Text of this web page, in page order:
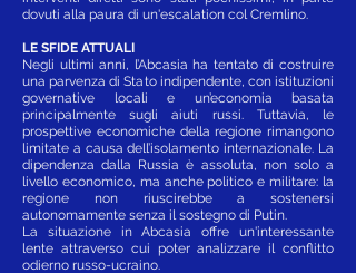
dovuti alla paura di un'escalation col Cremlino.
LE SFIDE ATTUALI
Negli ultimi anni, l’Abcasia ha tentato di costruire
una parvenza di Stato indipendente, con istituzioni
governative locali e un’economia basata
principalmente sugli aiuti russi. Tuttavia, le
prospettive economiche della regione rimangono
limitate a causa dell’isolamento internazionale. La
dipendenza dalla Russia è assoluta, non solo a
livello economico, ma anche politico e militare: la
regione non riuscirebbe a sostenersi
autonomamente senza il sostegno di Putin.
La situazione in Abcasia offre un'interessante
lente attraverso cui poter analizzare il conflitto
odierno russo-ucraino.